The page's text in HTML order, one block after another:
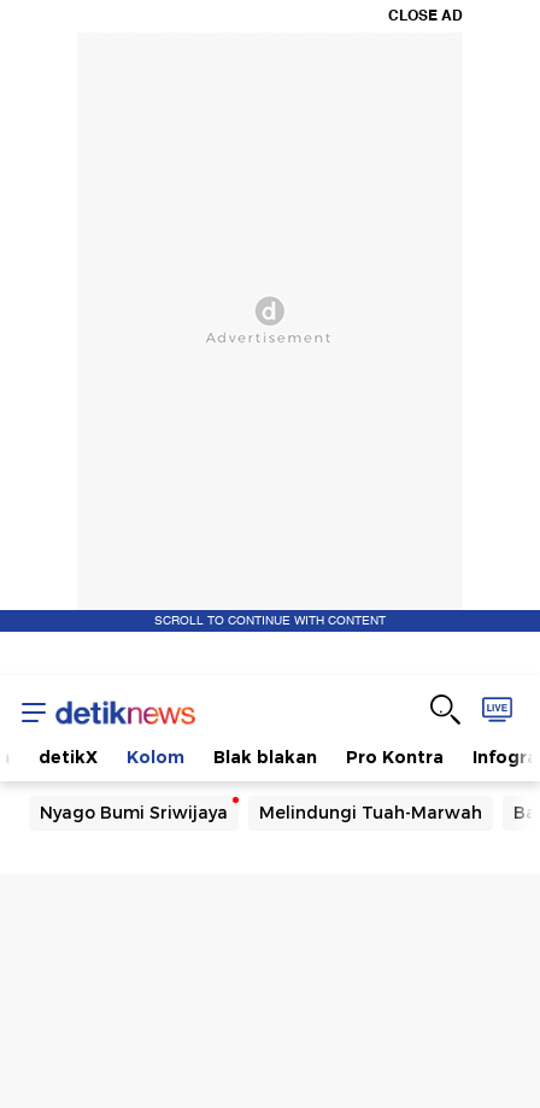
CLOSE AD
SCROLL TO CONTINUE WITH CONTENT
detikX Kolom Blak blakan Pro Kontra
Nyago Bumi Sriwijaya Melindungi Tuah-Marwah